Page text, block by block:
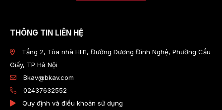
THÔNG TIN LIÊN HỆ
Tầng 2, Tòa nhà HH1, Đường Dương Đình Nghệ, Phường Cầu
Giấy, TP Hà Nội
Bkav@bkav.com
02437632552
Quy định và điều khoản sử dụng